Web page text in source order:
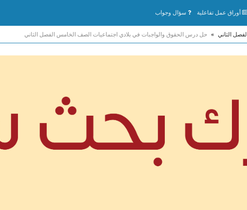
أوراق عمل تفاعلية سؤال وجواب
الفصل الثاني » حل درس الحقوق والواجبات في بلادي اجتماعيات الصف الخامس الفصل الثاني